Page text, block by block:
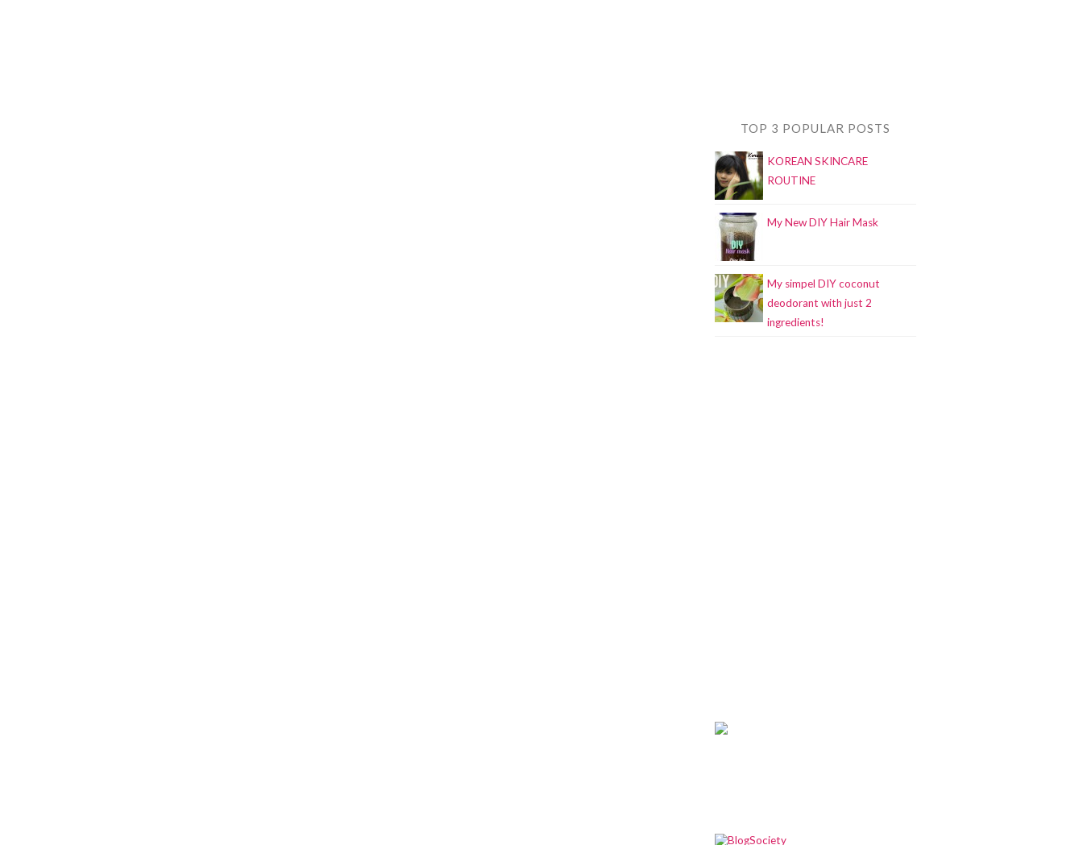
TOP 3 POPULAR POSTS
KOREAN SKINCARE
ROUTINE
My New DIY Hair Mask
My simpel DIY coconut
deodorant with just 2
ingredients!